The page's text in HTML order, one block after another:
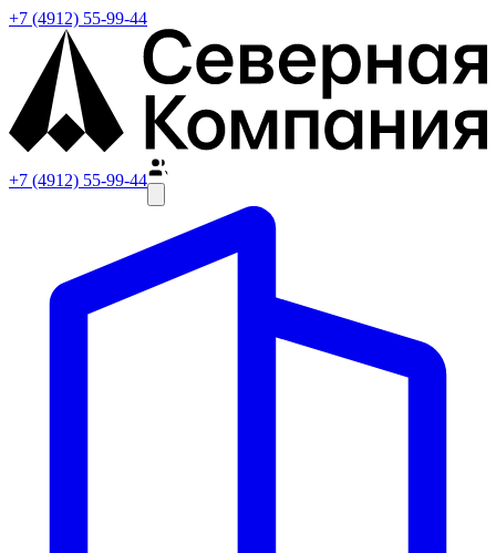
+7 (4912) 55-99-44
+7 (4912) 55-99-44